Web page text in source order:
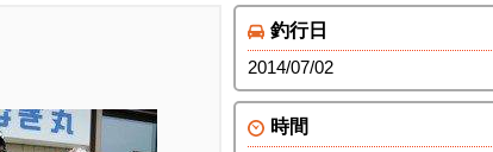
釣行日
2014/07/02
時間